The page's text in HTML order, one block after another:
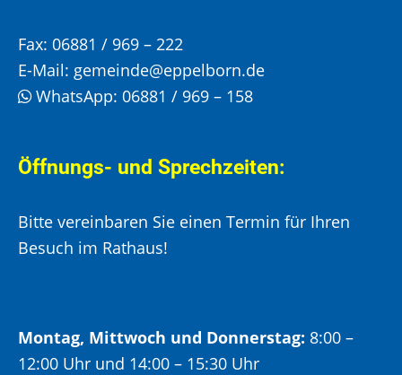
Fax: 06881 / 969 – 222
E-Mail: gemeinde@eppelborn.de
WhatsApp: 06881 / 969 – 158
Öffnungs- und Sprechzeiten:
Bitte vereinbaren Sie einen Termin für Ihren
Besuch im Rathaus!
Montag, Mittwoch und Donnerstag: 8:00 –
12:00 Uhr und 14:00 – 15:30 Uhr